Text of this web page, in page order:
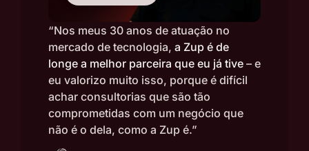
“Nos meus 30 anos de atuação no
mercado de tecnologia, a Zup é de
longe a melhor parceira que eu já tive – e
eu valorizo muito isso, porque é difícil
achar consultorias que são tão
comprometidas com um negócio que
não é o dela, como a Zup é.”